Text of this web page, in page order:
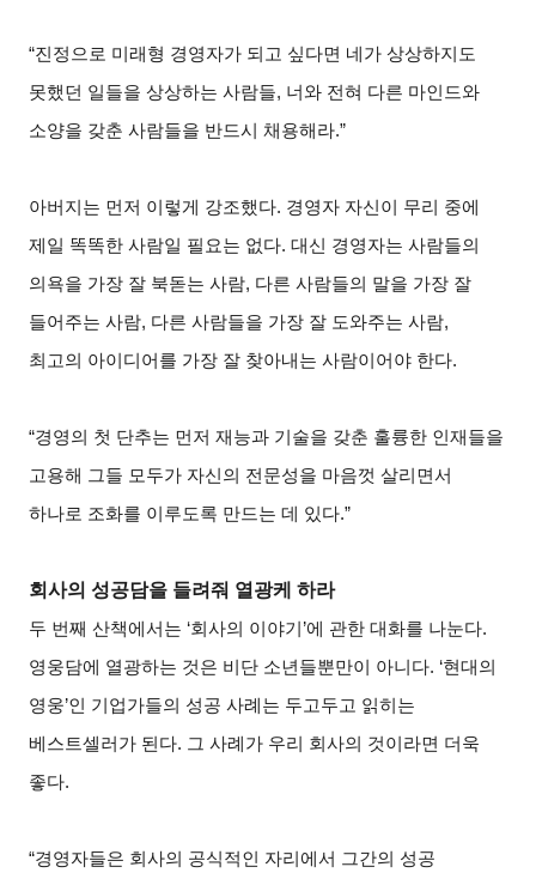
“진정으로 미래형 경영자가 되고 싶다면 네가 상상하지도
못했던 일들을 상상하는 사람들, 너와 전혀 다른 마인드와
소양을 갖춘 사람들을 반드시 채용해라.”
아버지는 먼저 이렇게 강조했다. 경영자 자신이 무리 중에
제일 똑똑한 사람일 필요는 없다. 대신 경영자는 사람들의
의욕을 가장 잘 북돋는 사람, 다른 사람들의 말을 가장 잘
들어주는 사람, 다른 사람들을 가장 잘 도와주는 사람,
최고의 아이디어를 가장 잘 찾아내는 사람이어야 한다.
“경영의 첫 단추는 먼저 재능과 기술을 갖춘 훌륭한 인재들을
고용해 그들 모두가 자신의 전문성을 마음껏 살리면서
하나로 조화를 이루도록 만드는 데 있다.”
회사의 성공담을 들려줘 열광케 하라
두 번째 산책에서는 ‘회사의 이야기’에 관한 대화를 나눈다.
영웅담에 열광하는 것은 비단 소년들뿐만이 아니다. ‘현대의
영웅’인 기업가들의 성공 사례는 두고두고 읽히는
베스트셀러가 된다. 그 사례가 우리 회사의 것이라면 더욱
좋다.
“경영자들은 회사의 공식적인 자리에서 그간의 성공